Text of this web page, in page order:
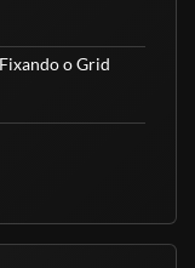
o Grid